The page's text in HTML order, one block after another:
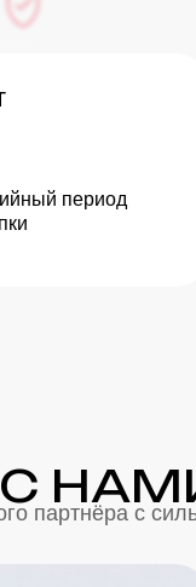
период
партнёра с